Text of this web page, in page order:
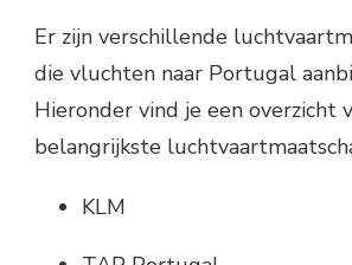
Er zijn verschillende
die vluchten naar Portugal
Hieronder vind je een overzicht
belangrijkste
KLM